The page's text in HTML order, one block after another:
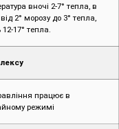
вночі 2-7° тепла, в
2° морозу до 3° тепла,
17° тепла.
працює в
режимі